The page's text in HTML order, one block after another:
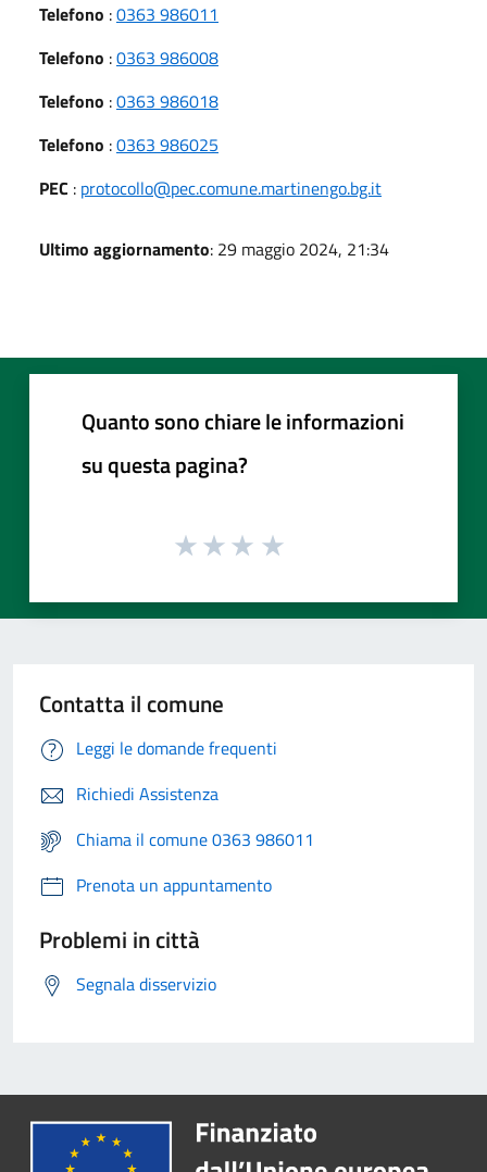
Telefono :0363 986011
Telefono :0363 986008
Telefono :0363 986018
Telefono :0363 986025
PEC : protocollo@pec.comune.martinengo.bg.it
Ultimo aggiornamento: 29 maggio 2024, 21:34
Quanto sono chiare le informazioni
su questa pagina?
Contatta il comune
Leggi le domande frequenti
Richiedi Assistenza
Chiama il comune 0363 986011
Prenota un appuntamento
Problemi in città
Segnala disservizio